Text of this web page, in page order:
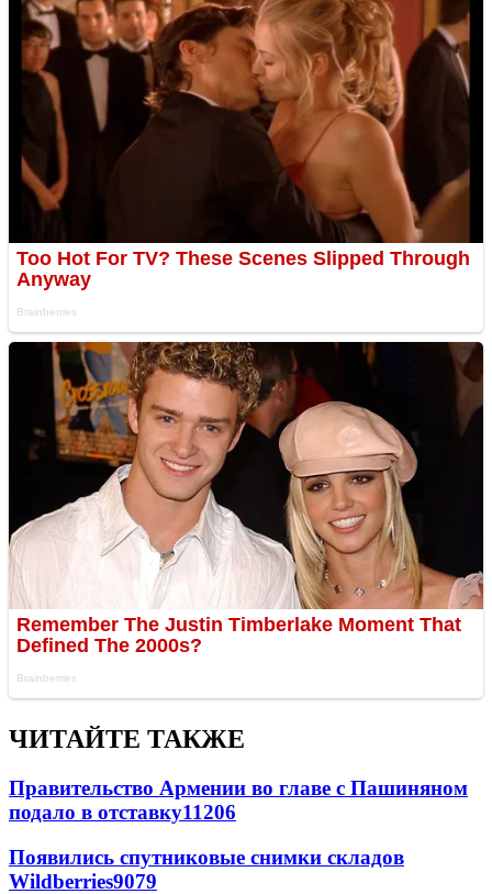
ЧИТАЙТЕ ТАКЖЕ
Правительство Армении во главе с Пашиняном
подало в отставку11206
Появились спутниковые снимки складов
Wildberries9079